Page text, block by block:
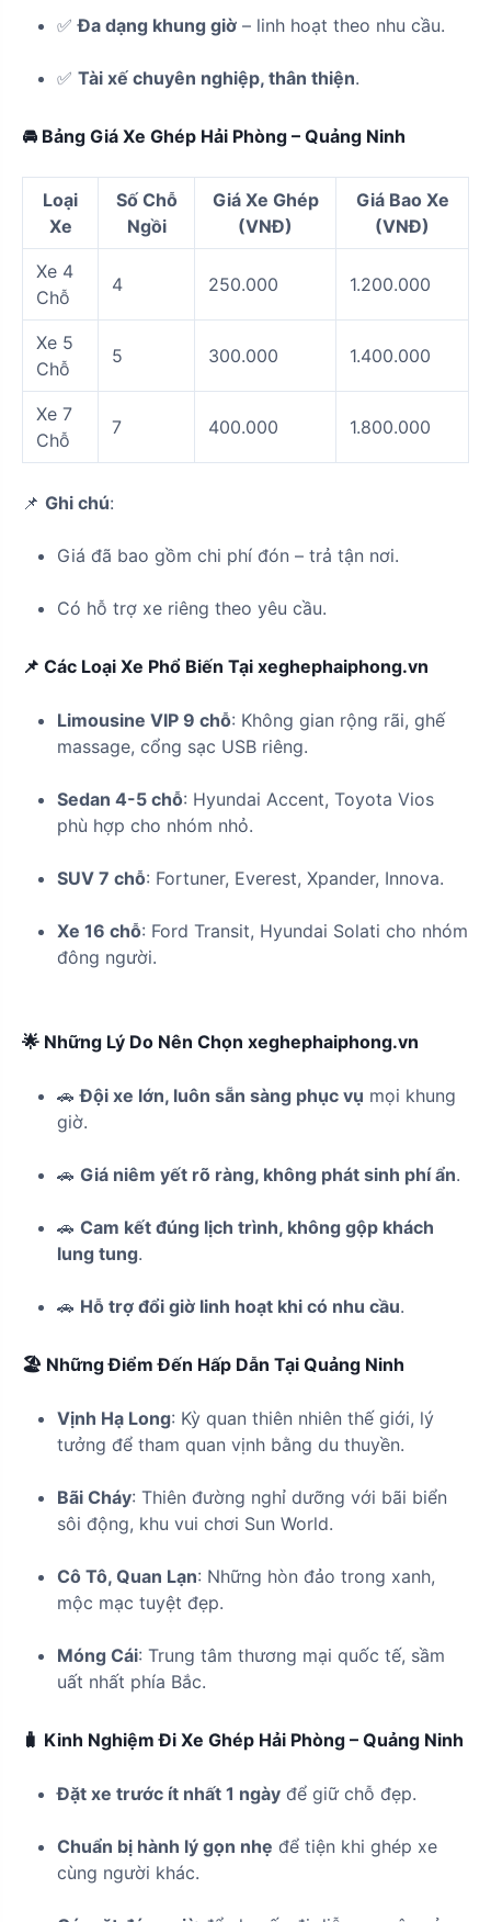
✅Đa dạng khung giờ – linh hoạt theo nhu cầu.
✅ Tài xế chuyên nghiệp, thân thiện.
🚘 Bảng Giá Xe Ghép Hải Phòng – Quảng Ninh
Loại
Xe
Số Chỗ
Ngồi
Giá Xe Ghép
(VNĐ)
Giá Bao Xe
(VNĐ)
Xe 4
Chỗ
4 250.000 1.200.000
Xe 5
Chỗ
5 300.000 1.400.000
Xe 7
Chỗ
7 400.000 1.800.000
📌 Ghi chú:
Giá đã bao gồm chi phí đón – trả tận nơi.
Có hỗ trợ xe riêng theo yêu cầu.
📌 Các Loại Xe Phổ Biến Tại xeghephaiphong.vn
Limousine VIP 9 chỗ: Không gian rộng rãi, ghế
massage, cổng sạc USB riêng.
Sedan 4-5 chỗ: Hyundai Accent, Toyota Vios
phù hợp cho nhóm nhỏ.
SUV 7 chỗ: Fortuner, Everest, Xpander, Innova.
Xe 16 chỗ: Ford Transit, Hyundai Solati cho nhóm
đông người.
🌟 Những Lý Do Nên Chọn xeghephaiphong.vn
🚗Đội xe lớn, luôn sẵn sàng phục vụ mọi khung
giờ.
🚗 Giá niêm yết rõ ràng, không phát sinh phí ẩn.
🚗 Cam kết đúng lịch trình, không gộp khách
lung tung.
🚗 Hỗ trợ đổi giờ linh hoạt khi có nhu cầu.
🏖️ Những Điểm Đến Hấp Dẫn Tại Quảng Ninh
Vịnh Hạ Long: Kỳ quan thiên nhiên thế giới, lý
tưởng để tham quan vịnh bằng du thuyền.
Bãi Cháy: Thiên đường nghỉ dưỡng với bãi biển
sôi động, khu vui chơi Sun World.
Cô Tô, Quan Lạn: Những hòn đảo trong xanh,
mộc mạc tuyệt đẹp.
Móng Cái: Trung tâm thương mại quốc tế, sầm
uất nhất phía Bắc.
🧳 Kinh Nghiệm Đi Xe Ghép Hải Phòng – Quảng Ninh
Đặt xe trước ít nhất 1 ngày để giữ chỗ đẹp.
Chuẩn bị hành lý gọn nhẹ để tiện khi ghép xe
cùng người khác.